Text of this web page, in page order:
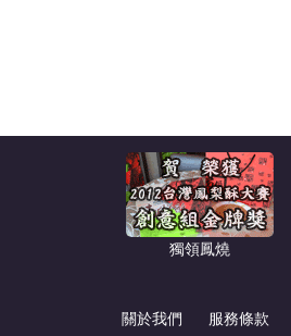
獨領鳳燒
關於我們 服務條款